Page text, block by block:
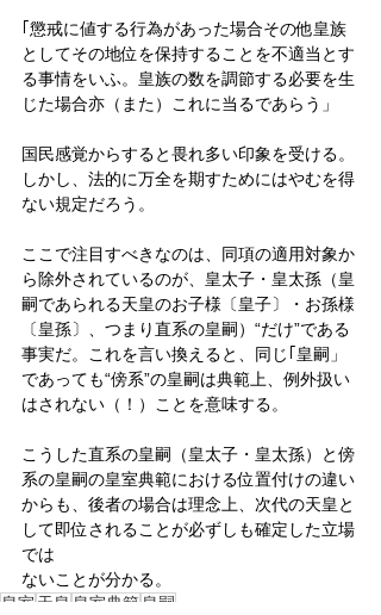
｢懲戒に値する行為があった場合その他皇族
としてその地位を保持することを不適当とす
る事情をいふ。皇族の数を調節する必要を生
じた場合亦（また）これに当るであらう」
国民感覚からすると畏れ多い印象を受ける。
しかし、法的に万全を期すためにはやむを得
ない規定だろう。
ここで注目すべきなのは、同項の適用対象か
ら除外されているのが、皇太子・皇太孫（皇
嗣であられる天皇のお子様〔皇子〕・お孫様
〔皇孫〕、つまり直系の皇嗣）“だけ”である
事実だ。これを言い換えると、同じ｢皇嗣」
であっても“傍系”の皇嗣は典範上、例外扱い
はされない（！）ことを意味する。
こうした直系の皇嗣（皇太子・皇太孫）と傍
系の皇嗣の皇室典範における位置付けの違い
からも、後者の場合は理念上、次代の天皇と
して即位されることが必ずしも確定した立場
では
ないことが分かる。
皇室 天皇 皇室典範 皇嗣